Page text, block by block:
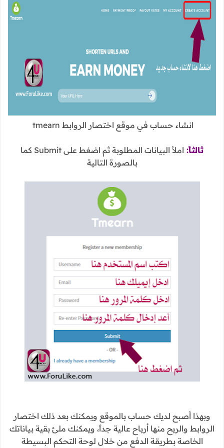
انشاء حساب في موقع اختصار الروابط tmearn
ثالثاً:
املأ البيانات المطلوبة ثم اضغط على Submit كما
بالصورة التالية
وبهذا أصبح لديك حساب بالموقع ويمكنك بعد ذلك اختصار
الروابط والربح منها أرباح عالية جداً، ويمكنك ملئ بقية بياناتك
الخاصة بطريقة الدفع من خلال لوحة التحكم البسيطة